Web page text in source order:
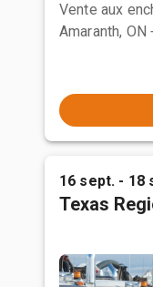
Vente aux
Amaranth, ON
16 sept. - 18
Texas